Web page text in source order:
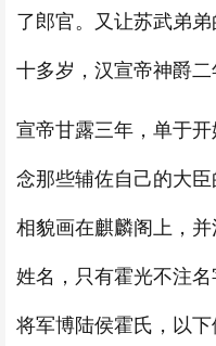
了郎官。又让苏武弟
十多岁，汉宣帝神爵二
宣帝甘露三年，单于
念那些辅佐自己的大
相貌画在麒麟阁上，
姓名，只有霍光不注
将军博陆侯霍氏，以